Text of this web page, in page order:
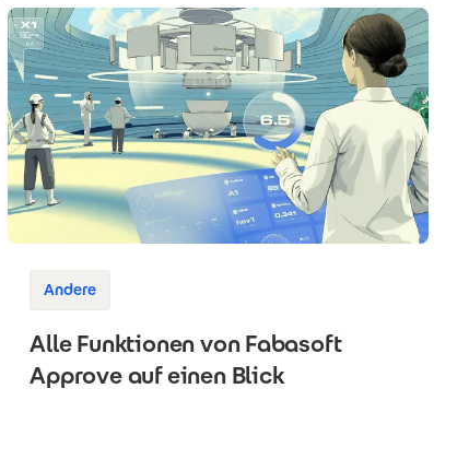
Andere
Alle Funktionen von Fabasoft
Approve auf einen Blick